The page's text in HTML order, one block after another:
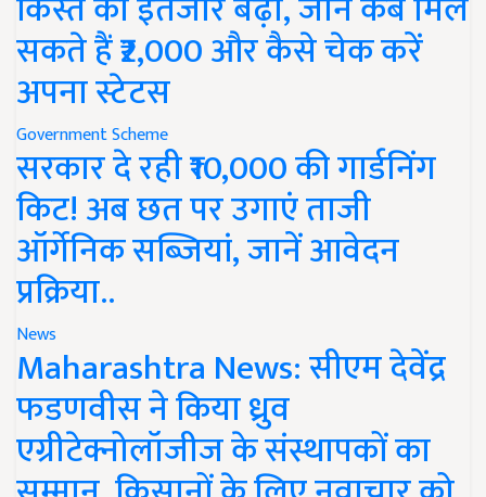
सकते हैं ₹2,000 और कैसे चेक करें
अपना स्टेटस
Government Scheme
सरकार दे रही ₹10,000 की गार्डनिंग
किट! अब छत पर उगाएं ताजी
ऑर्गेनिक सब्जियां, जानें आवेदन
प्रक्रिया..
News
Maharashtra News: सीएम देवेंद्र
फडणवीस ने किया ध्रुव
एग्रीटेक्नोलॉजीज के संस्थापकों का